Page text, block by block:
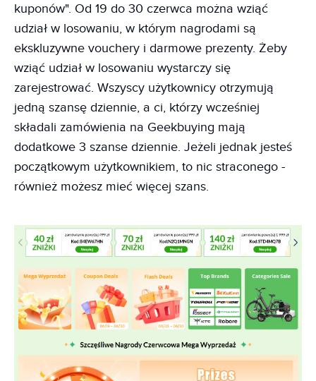
kuponów". Od 19 do 30 czerwca można wziąć
udział w losowaniu, w którym nagrodami są
ekskluzywne vouchery i darmowe prezenty. Żeby
wziąć udział w losowaniu wystarczy się
zarejestrować. Wszyscy użytkownicy otrzymują
jedną szansę dziennie, a ci, którzy wcześniej
składali zamówienia na Geekbuying mają
dodatkowe 3 szanse dziennie. Jeżeli jednak jesteś
początkowym użytkownikiem, to nic straconego -
również możesz mieć więcej szans.